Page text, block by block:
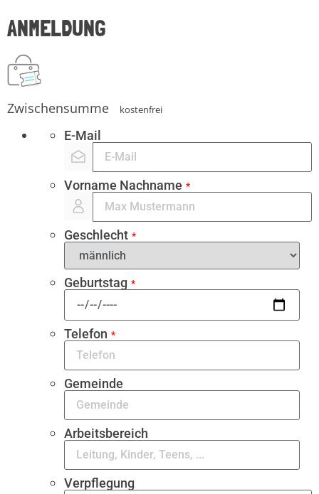
ANMELDUNG
Zwischensumme kostenfrei
E-Mail
Vorname Nachname *
Geschlecht *
Geburtstag *
Telefon *
Gemeinde
Arbeitsbereich
Verpflegung